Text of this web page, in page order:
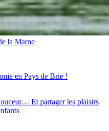
la Marne
en Pays de Brie !
Et partager les plaisirs